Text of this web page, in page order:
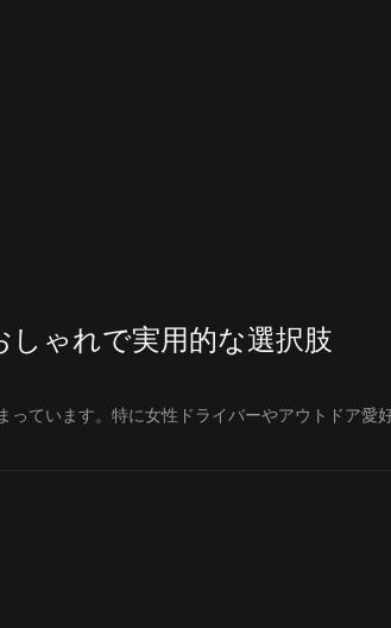
ゃれで実用的な選択肢
ています。特に女性ドライバーやアウトドア愛